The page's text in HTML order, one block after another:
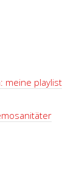
meine playlist